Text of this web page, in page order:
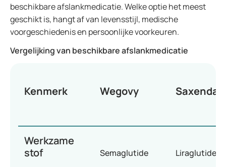
beschikbare afslankmedicatie. Welke optie het meest
geschikt is, hangt af van levensstijl, medische
voorgeschiedenis en persoonlijke voorkeuren.
Vergelijking van beschikbare afslankmedicatie
Kenmerk Wegovy Saxenda
Werkzame
stof
Semaglutide Liraglutide